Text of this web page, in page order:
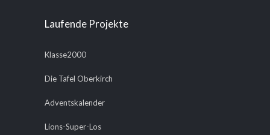
Laufende Projekte
Klasse2000
Die Tafel Oberkirch
Adventskalender
Lions-Super-Los